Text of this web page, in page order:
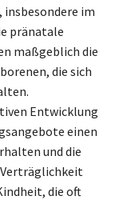
im
pränatale
maßgeblich die
die sich
Entwicklung
einen
und die
die oft